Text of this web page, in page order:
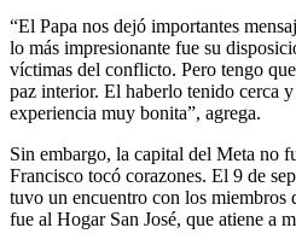
“El Papa nos dejó importantes
lo más impresionante fue su
víctimas del conflicto. Pero tengo
paz interior. El haberlo tenido cerca
experiencia muy bonita”, agrega.
Sin embargo, la capital del Meta no
Francisco tocó corazones. El 9 de
tuvo un encuentro con los miembros
fue al Hogar San José, que atiene a